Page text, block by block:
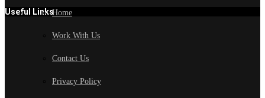
Useful LinksHome
Work With Us
Contact Us
Privacy Policy